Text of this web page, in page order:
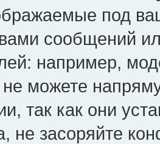
под
сообщений
например,
можете
так как они
не засоряйте